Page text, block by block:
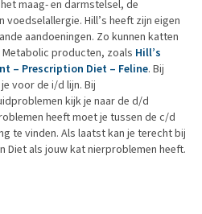
maag- en darmstelsel, de
Hill’s heeft zijn eigen
aandoeningen. Zo kunnen katten
producten, zoals Hill’s
– Prescription Diet – Feline. Bij
voor de i/d lijn. Bij
kijk je naar de d/d
heeft moet je tussen de c/d
te vinden. Als laatst kan je terecht bij
Diet als jouw kat nierproblemen heeft.